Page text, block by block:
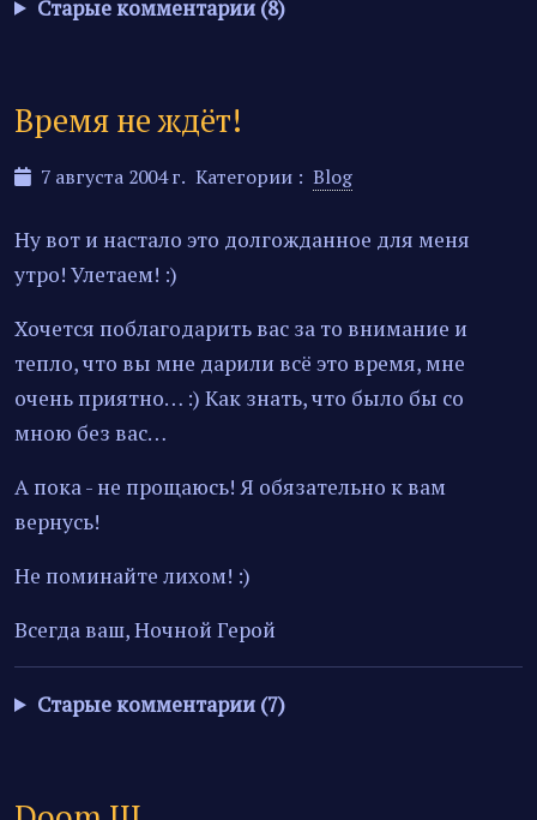
Старые комментарии (8)
Время не ждёт!
7 августа 2004 г. Категории : Blog
Ну вот и настало это долгожданное для меня
утро! Улетаем! :)
Хочется поблагодарить вас за то внимание и
тепло, что вы мне дарили всё это время, мне
очень приятно… :) Как знать, что было бы со
мною без вас…
А пока - не прощаюсь! Я обязательно к вам
вернусь!
Не поминайте лихом! :)
Всегда ваш, Ночной Герой
Старые комментарии (7)